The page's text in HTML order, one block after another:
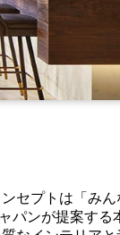
セプトは「み
パンが提案する